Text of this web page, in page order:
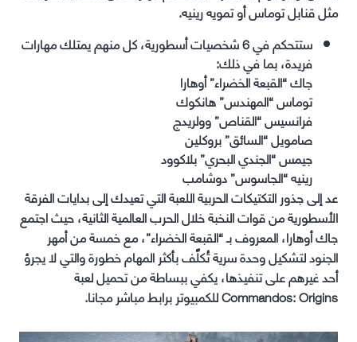
مثل قنابل توماس أو تمويه رينيه.
ستتحكم في 6 شخصيات أسطورية، كل منهم يمتلك مهارات
فريدة، بما في ذلك:
جاك “القبعة الخضراء” أوهارا
توماس “المهندس” هانكوك
فرانسيس “القناص” وولريدج
صامويل “السائق” بروكلين
جيمس “الجندي البحري” بلاكوود
رينيه “الجاسوس” دوشامب
عد إلى جذور التكتيكات الحربية اللعبة التي تعيدك إلى بدايات الفرقة
الأسطورية من قوات النخبة خلال الحرب العالمية الثانية، حيث اجتمع
جاك أوهارا، المعروف بـ “القبعة الخضراء”، مع خمسة من أمهر
الجنود لتشكيل وحدة سرية تُكلَّف بأكثر المهام خطورة والتي لا يجرؤ
أحد غيرهم على تنفيذها، يكفي ببساطة من تحميل لعبة
Commandos: Origins للكمبيوتر برابط مباشر مجانا.